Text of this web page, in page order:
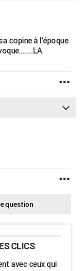
copine à l'époque
question
CLICS
avec ceux qui